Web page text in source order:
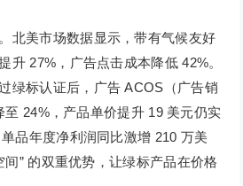
北美市场数据显示，带有气候友好
升 27%，广告点击成本降低 42%。
绿标认证后，广告 ACOS（广告销
24%，产品单价提升 19 美元仍实
品年度净利润同比激增 210 万美
间” 的双重优势，让绿标产品在价格